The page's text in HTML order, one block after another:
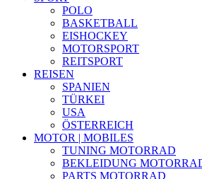
POLO
BASKETBALL
EISHOCKEY
MOTORSPORT
REITSPORT
REISEN
SPANIEN
TÜRKEI
USA
ÖSTERREICH
MOTOR | MOBILES
TUNING MOTORRAD
BEKLEIDUNG
PARTS MOTORRAD